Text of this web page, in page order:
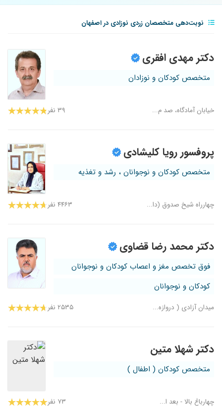
نوبت‌دهی متخصصان زردی نوزادی در اصفهان
دکتر مهدی افقری
متخصص کودکان و نوزادان
خیابان آمادگاه، صد م... ۳۹ نفر
پروفسور رویا کلیشادی
متخصص کودکان و نوجوانان ، رشد و تغذیه
چهارراه شیخ صدوق (دا... ۴۴۶۳ نفر
دکتر محمد رضا قضاوی
فوق تخصص مغز و اعصاب کودکان و نوجوانان
کودکان و نوجوانان
میدان آزادی ( دروازه... ۲۵۳۵ نفر
دکتر شهلا متین
متخصص کودکان ( اطفال )
چهارباغ بالا - بعد ا... ۷۳ نفر